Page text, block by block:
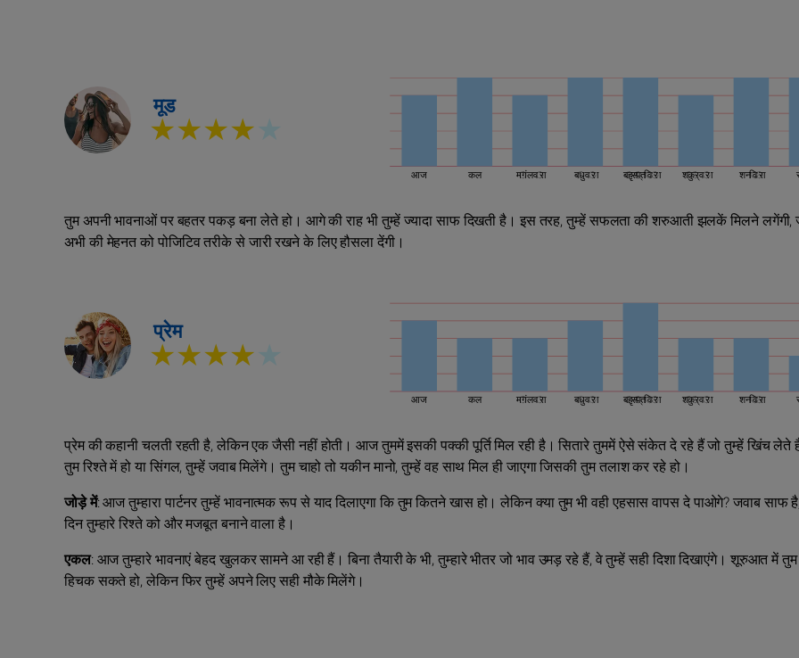
मूड
★★★★★
आज कल मंगलवार बुधवार बृहस्पतिवार शुक्रवार शनिवार
तुम अपनी भावनाओं पर बहतर पकड़ बना लेते हो। आगे की राह भी तुम्‍हें ज्‍यादा साफ दिखती है। इस तरह, तुम्‍हें सफलता की शरुआती झलकें मिलने लगेंगी,
अभी की मेहनत को पोजिटिव तरीके से जारी रखने के लिए हौसला देंगी।
प्रेम
★★★★★
आज कल मंगलवार बुधवार बृहस्पतिवार शुक्रवार शनिवार
प्रेम की कहानी चलती रहती है, लेकिन एक जैसी नहीं होती। आज तुममें इसकी पक्की पूर्ति मिल रही है। सितारे तुममें ऐसे संकेत दे रहे हैं जो तुम्हें खिंच लेते
तुम रिश्ते में हो या सिंगल, तुम्हें जवाब मिलेंगे। तुम चाहो तो यकीन मानो, तुम्‍हें वह साथ मिल ही जाएगा जिसकी तुम तलाश कर रहे हो।
जोड़े में: आज तुम्हारा पार्टनर तुम्हें भावनात्मक रूप से याद दिलाएगा कि तुम कितने खास हो। लेकिन क्या तुम भी वही एहसास वापस दे पाओगे? जवाब साफ
दिन तुम्हारे रिश्ते को और मजबूत बनाने वाला है।
एकल: आज तुम्हारे भावनाएं बेहद खुलकर सामने आ रही हैं। बिना तैयारी के भी, तुम्‍हारे भीतर जो भाव उमड़ रहे हैं, वे तुम्हें सही दिशा दिखाएंगे। शूरुआत में
हिचक सकते हो, लेकिन फिर तुम्‍हें अपने लिए सही मौके मिलेंगे।